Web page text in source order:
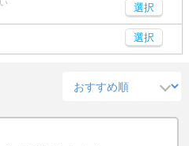
選択
選択